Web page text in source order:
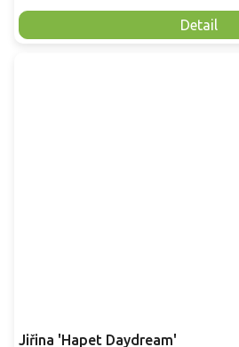
Detail
Jiřina 'Hapet Daydream'